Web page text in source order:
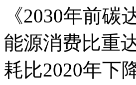
《2030年前
能源消费比重
耗比2020年下